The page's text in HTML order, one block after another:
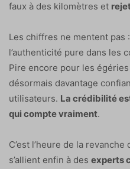
faux à des kilomètres et
Les chiffres ne mentent pas
l’authenticité pure dans les
Pire encore pour les
désormais davantage
utilisateurs. La crédibilité
qui compte vraiment.
C’est l’heure de la
s’allient enfin à des experts